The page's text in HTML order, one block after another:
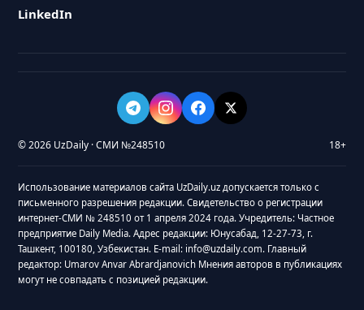
LinkedIn
© 2026 UzDaily · СМИ №248510 18+
Использование материалов сайта UzDaily.uz допускается только с
письменного разрешения редакции. Свидетельство о регистрации
интернет-СМИ № 248510 от 1 апреля 2024 года. Учредитель: Частное
предприятие Daily Media. Адрес редакции: Юнусабад, 12-27-73, г.
Ташкент, 100180, Узбекистан. E-mail: info@uzdaily.com. Главный
редактор: Umarov Anvar Abrardjanovich Мнения авторов в публикациях
могут не совпадать с позицией редакции.